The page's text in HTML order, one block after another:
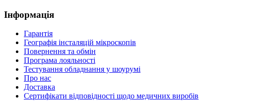
Інформація
Гарантія
Географія інсталяцій мікроскопів
Повернення та обмін
Програма лояльності
Тестування обладнання у шоурумі
Про нас
Доставка
Сертифікати відповідності щодо медичних виробів